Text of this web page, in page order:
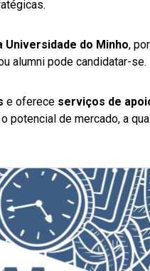
Universidade do Minho,
alumni pode candidatar-se.
e oferece serviços de
potencial de mercado, a